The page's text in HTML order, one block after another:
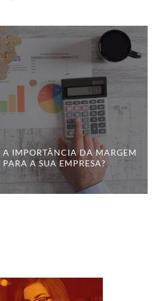
A IMPORTÂNCIA DA MARGEM
A SUA EMPRESA?